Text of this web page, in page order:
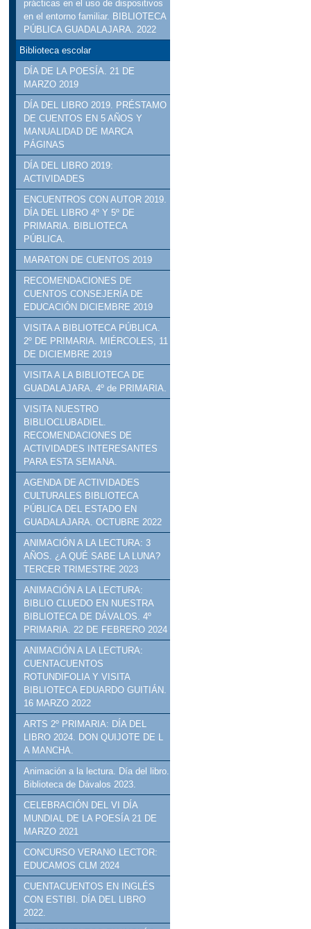
prácticas en el uso de dispositivos
en el entorno familiar. BIBLIOTECA
PÚBLICA GUADALAJARA. 2022
Biblioteca escolar
DÍA DE LA POESÍA. 21 DE
MARZO 2019
DÍA DEL LIBRO 2019. PRÉSTAMO
DE CUENTOS EN 5 AÑOS Y
MANUALIDAD DE MARCA
PÁGINAS
DÍA DEL LIBRO 2019:
ACTIVIDADES
ENCUENTROS CON AUTOR 2019.
DÍA DEL LIBRO 4º Y 5º DE
PRIMARIA. BIBLIOTECA
PÚBLICA.
MARATON DE CUENTOS 2019
RECOMENDACIONES DE
CUENTOS CONSEJERÍA DE
EDUCACIÓN DICIEMBRE 2019
VISITA A BIBLIOTECA PÚBLICA.
2º DE PRIMARIA. MIÉRCOLES, 11
DE DICIEMBRE 2019
VISITA A LA BIBLIOTECA DE
GUADALAJARA. 4º de PRIMARIA.
VISITA NUESTRO
BIBLIOCLUBADIEL.
RECOMENDACIONES DE
ACTIVIDADES INTERESANTES
PARA ESTA SEMANA.
AGENDA DE ACTIVIDADES
CULTURALES BIBLIOTECA
PÚBLICA DEL ESTADO EN
GUADALAJARA. OCTUBRE 2022
ANIMACIÓN A LA LECTURA: 3
AÑOS. ¿A QUÉ SABE LA LUNA?
TERCER TRIMESTRE 2023
ANIMACIÓN A LA LECTURA:
BIBLIO CLUEDO EN NUESTRA
BIBLIOTECA DE DÁVALOS. 4º
PRIMARIA. 22 DE FEBRERO 2024
ANIMACIÓN A LA LECTURA:
CUENTACUENTOS
ROTUNDIFOLIA Y VISITA
BIBLIOTECA EDUARDO GUITIÁN.
16 MARZO 2022
ARTS 2º PRIMARIA: DÍA DEL
LIBRO 2024. DON QUIJOTE DE L
A MANCHA.
Animación a la lectura. Día del libro.
Biblioteca de Dávalos 2023.
CELEBRACIÓN DEL VI DÍA
MUNDIAL DE LA POESÍA 21 DE
MARZO 2021
CONCURSO VERANO LECTOR:
EDUCAMOS CLM 2024
CUENTACUENTOS EN INGLÉS
CON ESTIBI. DÍA DEL LIBRO
2022.